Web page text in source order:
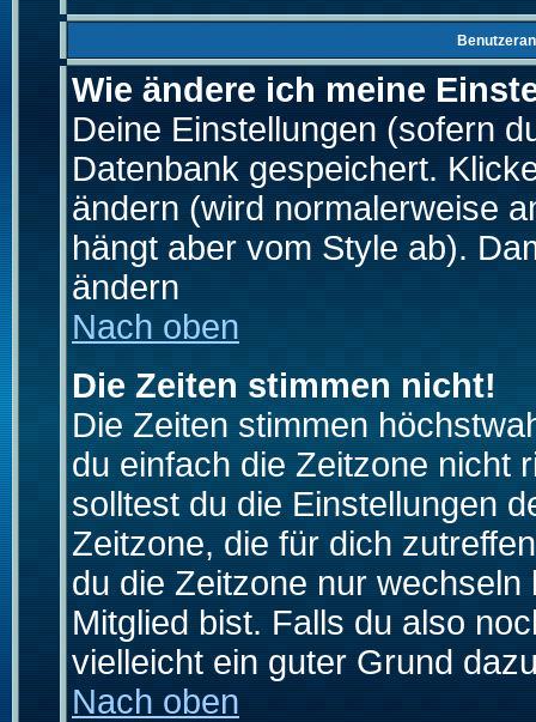
Wie ändere ich meine
Deine Einstellungen (sofern
Datenbank gespeichert.
ändern (wird normalerweise
hängt aber vom Style ab).
ändern
Nach oben
Die Zeiten stimmen nicht!
Die Zeiten stimmen
du einfach die Zeitzone nicht
solltest du die Einstellungen
Zeitzone, die für dich
du die Zeitzone nur
Mitglied bist. Falls du also
vielleicht ein guter Grund
Nach oben